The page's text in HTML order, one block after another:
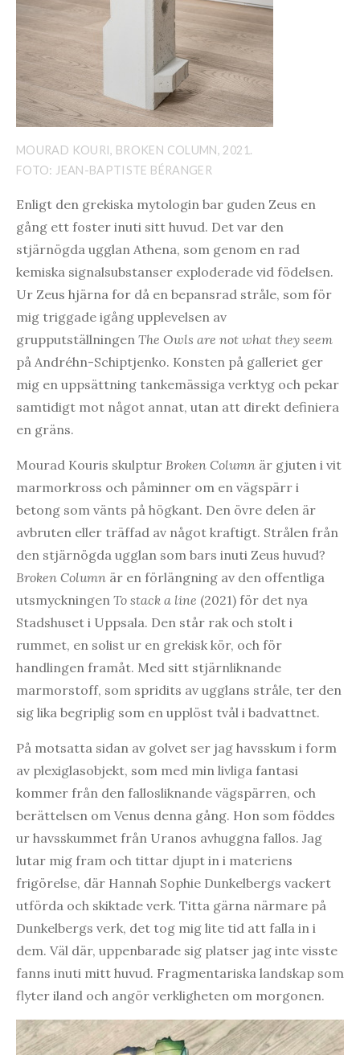
MOURAD KOURI, BROKEN COLUMN, 2021.
FOTO: JEAN-BAPTISTE BÉRANGER
Enligt den grekiska mytologin bar guden Zeus en
gång ett foster inuti sitt huvud. Det var den
stjärnögda ugglan Athena, som genom en rad
kemiska signalsubstanser exploderade vid födelsen.
Ur Zeus hjärna for då en bepansrad stråle, som för
mig triggade igång upplevelsen av
grupputställningen The Owls are not what they seem
på Andréhn-Schiptjenko. Konsten på galleriet ger
mig en uppsättning tankemässiga verktyg och pekar
samtidigt mot något annat, utan att direkt definiera
en gräns.
Mourad Kouris skulptur Broken Column är gjuten i vit
marmorkross och påminner om en vägspärr i
betong som vänts på högkant. Den övre delen är
avbruten eller träffad av något kraftigt. Strålen från
den stjärnögda ugglan som bars inuti Zeus huvud?
Broken Column är en förlängning av den offentliga
utsmyckningen To stack a line (2021) för det nya
Stadshuset i Uppsala. Den står rak och stolt i
rummet, en solist ur en grekisk kör, och för
handlingen framåt. Med sitt stjärnliknande
marmorstoff, som spridits av ugglans stråle, ter den
sig lika begriplig som en upplöst tvål i badvattnet.
På motsatta sidan av golvet ser jag havsskum i form
av plexiglasobjekt, som med min livliga fantasi
kommer från den fallosliknande vägspärren, och
berättelsen om Venus denna gång. Hon som föddes
ur havsskummet från Uranos avhuggna fallos. Jag
lutar mig fram och tittar djupt in i materiens
frigörelse, där Hannah Sophie Dunkelbergs vackert
utförda och skiktade verk. Titta gärna närmare på
Dunkelbergs verk, det tog mig lite tid att falla in i
dem. Väl där, uppenbarade sig platser jag inte visste
fanns inuti mitt huvud. Fragmentariska landskap som
flyter iland och angör verkligheten om morgonen.